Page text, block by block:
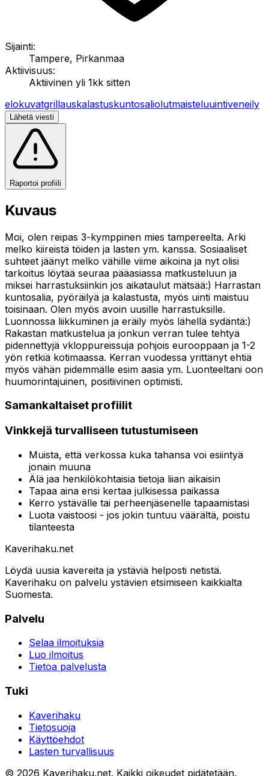
Sijainti:
Tampere, Pirkanmaa
Aktiivisuus:
Aktiivinen yli 1kk sitten
elokuvatgrillauskalastuskuntosaliolutmaisteluuintiveneily
Lähetä viesti
Raportoi profiili
Kuvaus
Moi, olen reipas 3-kymppinen mies tampereelta. Arki
melko kiireistä töiden ja lasten ym. kanssa. Sosiaaliset
suhteet jäänyt melko vähille viime aikoina ja nyt olisi
tarkoitus löytää seuraa pääasiassa matkusteluun ja
miksei harrastuksiinkin jos aikataulut mätsää:) Harrastan
kuntosalia, pyöräilyä ja kalastusta, myös uinti maistuu
toisinaan. Olen myös avoin uusille harrastuksille.
Luonnossa liikkuminen ja eräily myös lähellä sydäntä:)
Rakastan matkustelua ja jonkun verran tulee tehtyä
pidennettyjä vkloppureissuja pohjois eurooppaan ja 1-2
yön retkiä kotimaassa. Kerran vuodessa yrittänyt ehtiä
myös vähän pidemmälle esim aasia ym. Luonteeltani oon
huumorintajuinen, positiivinen optimisti.
Samankaltaiset profiilit
Vinkkejä turvalliseen tutustumiseen
Muista, että verkossa kuka tahansa voi esiintyä
jonain muuna
Älä jaa henkilökohtaisia tietoja liian aikaisin
Tapaa aina ensi kertaa julkisessa paikassa
Kerro ystävälle tai perheenjäsenelle tapaamistasi
Luota vaistoosi - jos jokin tuntuu väärältä, poistu
tilanteesta
Kaverihaku.net
Löydä uusia kavereita ja ystäviä helposti netistä.
Kaverihaku on palvelu ystävien etsimiseen kaikkialta
Suomesta.
Palvelu
Selaa ilmoituksia
Luo ilmoitus
Tietoa palvelusta
Tuki
Kaverihaku
Tietosuoja
Käyttöehdot
Lasten turvallisuus
© 2026 Kaverihaku.net. Kaikki oikeudet pidätetään.